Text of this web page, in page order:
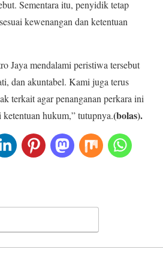
Sementara itu, penyidik tetap
kewenangan dan ketentuan
Jaya mendalami peristiwa tersebut
dan akuntabel. Kami juga terus
terkait agar penanganan perkara ini
ketentuan hukum,” tutupnya.(bolas).